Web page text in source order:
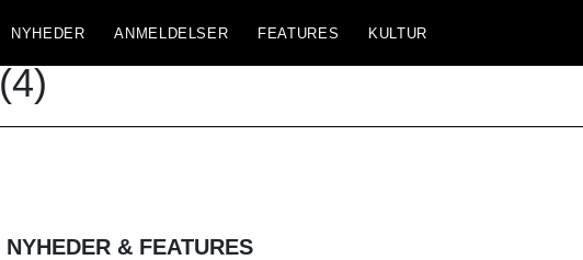
NYHEDER ANMELDELSER FEATURES KULTUR
(4)
NYHEDER & FEATURES